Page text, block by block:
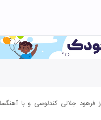
فرهود جلالی کندلوسی و با